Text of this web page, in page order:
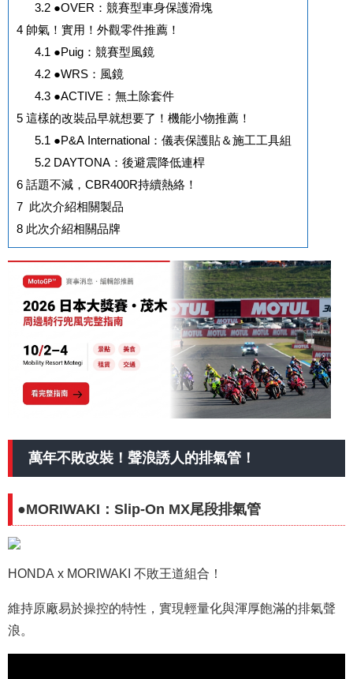
3.2●OVER：競賽型車身保護滑塊
4 帥氣！實用！外觀零件推薦！
4.1 ●Puig：競賽型風鏡
4.2●WRS：風鏡
4.3●ACTIVE：無土除套件
5 這樣的改裝品早就想要了！機能小物推薦！
5.1 ●P&A International：儀表保護貼＆施工工具組
5.2DAYTONA：後避震降低連桿
6 話題不減，CBR400R持續熱絡！
7 此次介紹相關製品
8 此次介紹相關品牌
萬年不敗改裝！聲浪誘人的排氣管！
●MORIWAKI：Slip-On MX尾段排氣管
HONDA x MORIWAKI 不敗王道組合！
維持原廠易於操控的特性，實現輕量化與渾厚飽滿的排氣聲
浪。